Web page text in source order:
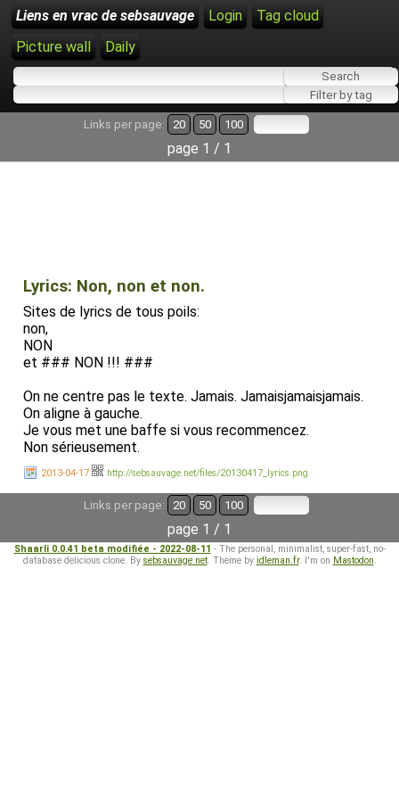
Liens en vrac de sebsauvage Login
Tag cloud
Picture wall
Daily
Links per page: 20 50 100
page 1 / 1
Lyrics: Non, non et non.
Sites de lyrics de tous poils:
non,
NON
et ### NON !!! ###
On ne centre pas le texte. Jamais. Jamaisjamaisjamais.
On aligne à gauche.
Je vous met une baffe si vous recommencez.
Non sérieusement.
2013-04-17 http://sebsauvage.net/files/20130417_lyrics.png
Links per page: 20 50 100
page 1 / 1
Shaarli 0.0.41 beta modifiée - 2022-08-11 - The personal, minimalist, super-fast, no-
database delicious clone. By sebsauvage.net. Theme by idleman.fr. I'm on Mastodon.